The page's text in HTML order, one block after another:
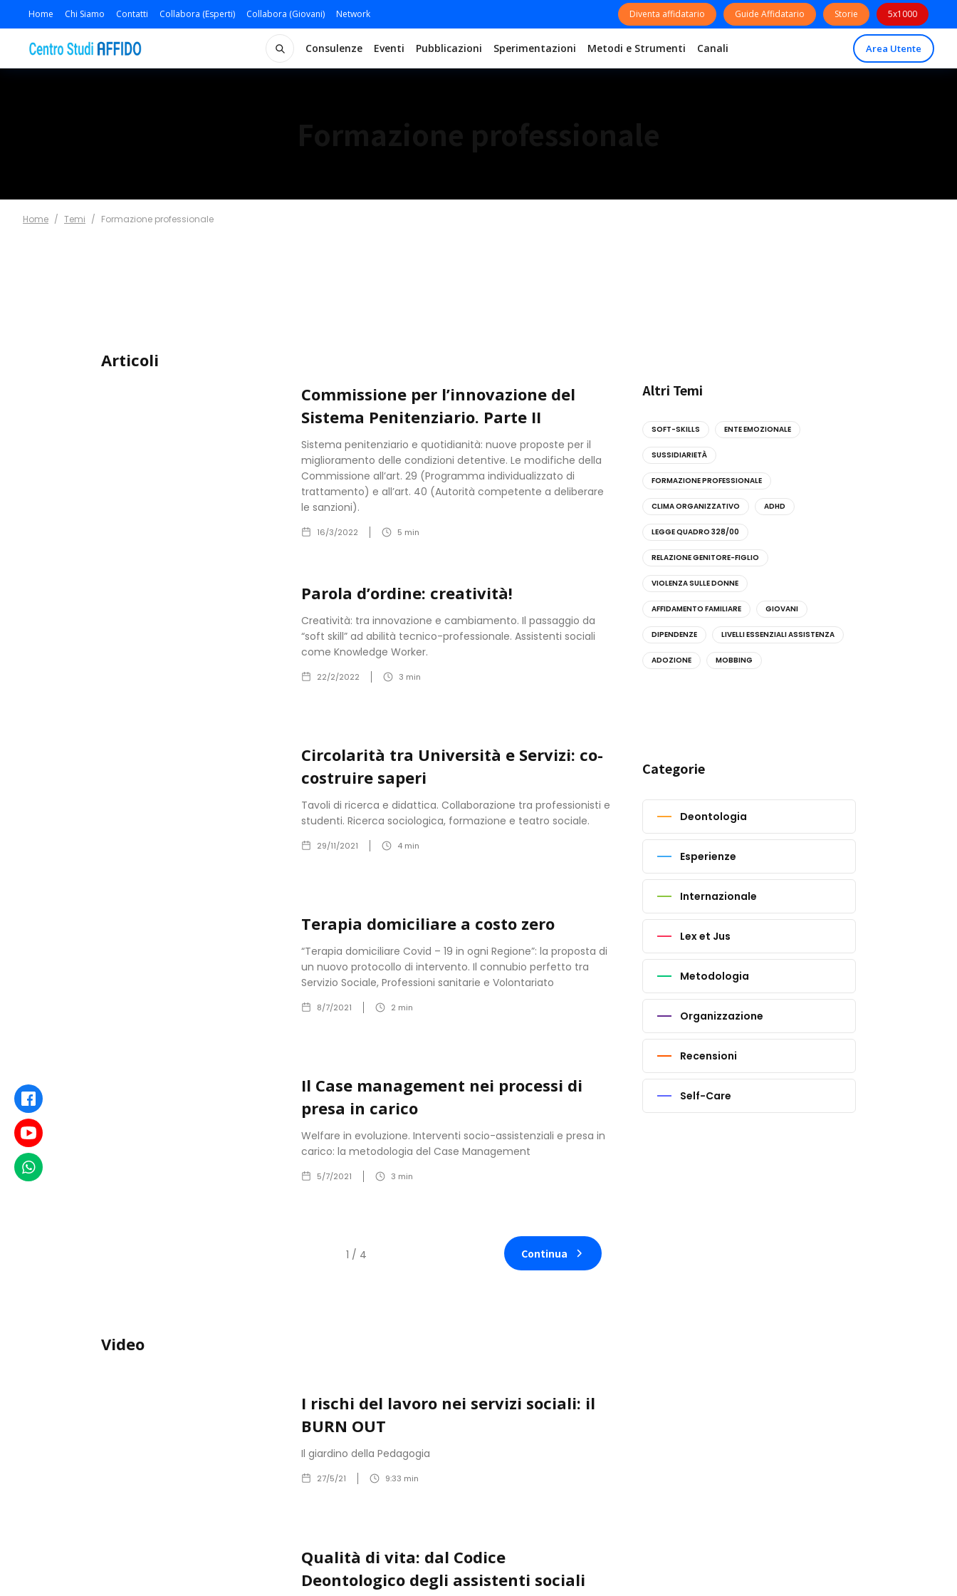
Home Chi Siamo Contatti Collabora (Esperti) Collabora (Giovani) Network Diventa affidatario Guide Affidatario Storie 5x1000
Consulenze Eventi Pubblicazioni Sperimentazioni Metodi e Strumenti Canali Area Utente
Home / Temi / Formazione professionale
Articoli
Commissione per l’innovazione del
Sistema Penitenziario. Parte II
Sistema penitenziario e quotidianità: nuove proposte per il
miglioramento delle condizioni detentive. Le modifiche della
Commissione all’art. 29 (Programma individualizzato di
trattamento) e all’art. 40 (Autorità competente a deliberare
le sanzioni).
16/3/2022 5 min
Parola d’ordine: creatività!
Creatività: tra innovazione e cambiamento. Il passaggio da
“soft skill” ad abilità tecnico-professionale. Assistenti sociali
come Knowledge Worker.
22/2/2022 3 min
Circolarità tra Università e Servizi: co-
costruire saperi
Tavoli di ricerca e didattica. Collaborazione tra professionisti e
studenti. Ricerca sociologica, formazione e teatro sociale.
29/11/2021 4 min
Terapia domiciliare a costo zero
“Terapia domiciliare Covid – 19 in ogni Regione”: la proposta di
un nuovo protocollo di intervento. Il connubio perfetto tra
Servizio Sociale, Professioni sanitarie e Volontariato
8/7/2021 2 min
Il Case management nei processi di
presa in carico
Welfare in evoluzione. Interventi socio-assistenziali e presa in
carico: la metodologia del Case Management
5/7/2021 3 min
1 / 4 Continua
Video
I rischi del lavoro nei servizi sociali: il
BURN OUT
Il giardino della Pedagogia
27/5/21 9:33 min
Qualità di vita: dal Codice
Deontologico degli assistenti sociali
Altri Temi
SOFT-SKILLS ENTE EMOZIONALE
SUSSIDIARIETÀ
FORMAZIONE PROFESSIONALE
CLIMA ORGANIZZATIVO ADHD
LEGGE QUADRO 328/00
RELAZIONE GENITORE-FIGLIO
VIOLENZA SULLE DONNE
AFFIDAMENTO FAMILIARE GIOVANI
DIPENDENZE LIVELLI ESSENZIALI ASSISTENZA
ADOZIONE MOBBING
Categorie
Deontologia
Esperienze
Internazionale
Lex et Jus
Metodologia
Organizzazione
Recensioni
Self-Care